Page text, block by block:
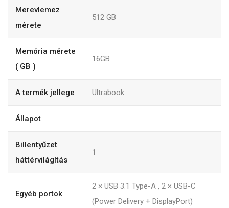
Merevlemez
mérete
512 GB
Memória mérete
( GB )
16GB
A termék jellege Ultrabook
Állapot
Billentyűzet
háttérvilágítás
1
Egyéb portok
2 × USB 3.1 Type-A , 2 × USB-C
(Power Delivery + DisplayPort)